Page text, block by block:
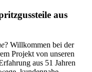
aus
? Willkommen bei der
Projekt von unseren
aus 51 Jahren